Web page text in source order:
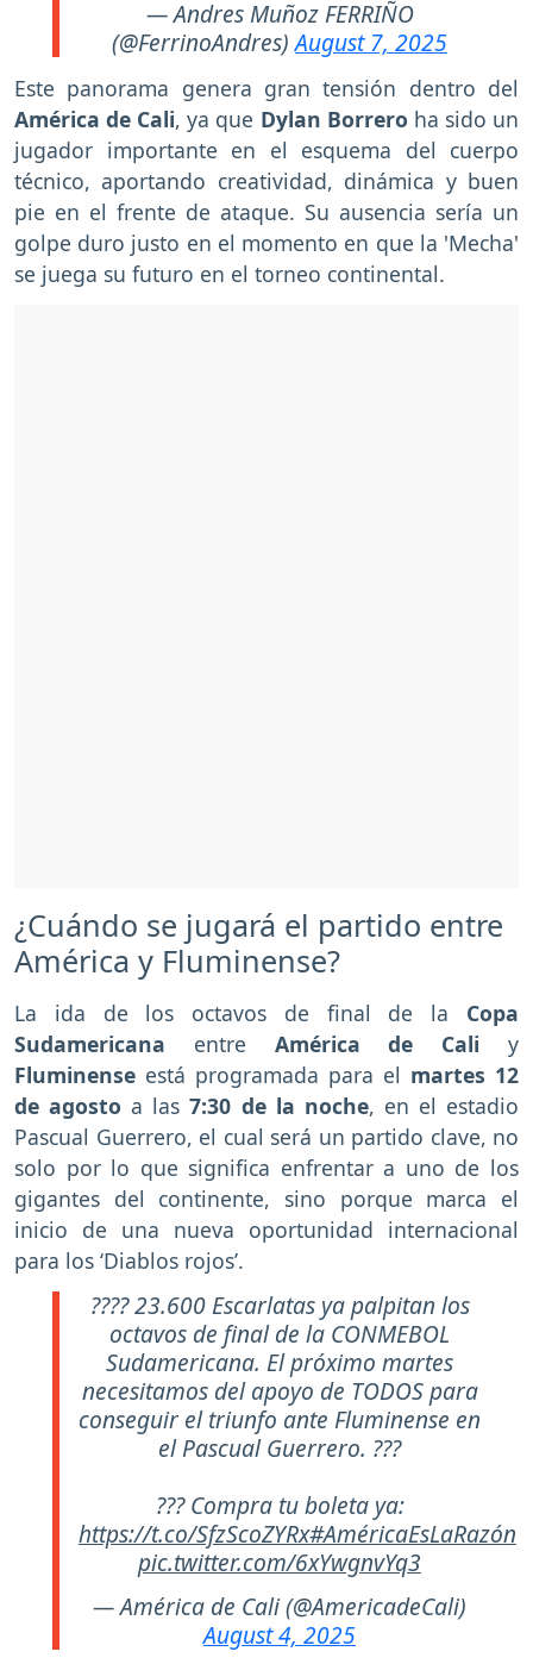
— Andres Muñoz FERRIÑO
(@FerrinoAndres)August 7, 2025
Este panorama genera gran tensión dentro del
América de Cali, ya que Dylan Borrero ha sido un
jugador importante en el esquema del cuerpo
técnico, aportando creatividad, dinámica y buen
pie en el frente de ataque. Su ausencia sería un
golpe duro justo en el momento en que la 'Mecha'
se juega su futuro en el torneo continental.
¿Cuándo se jugará el partido entre
América y Fluminense?
La ida de los octavos de final de la Copa
Sudamericana entre América de Cali y
Fluminense está programada para el martes 12
de agosto a las7:30 de la noche, en el estadio
Pascual Guerrero, el cual será un partido clave, no
solo por lo que significa enfrentar a uno de los
gigantes del continente, sino porque marca el
inicio de una nueva oportunidad internacional
para los ‘Diablos rojos’.
???? 23.600 Escarlatas ya palpitan los
octavos de final de la CONMEBOL
Sudamericana. El próximo martes
necesitamos del apoyo de TODOS para
conseguir el triunfo ante Fluminense en
el Pascual Guerrero. ???
??? Compra tu boleta ya:
https://t.co/SfzScoZYRx#AméricaEsLaRazón
pic.twitter.com/6xYwgnvYq3
— América de Cali (@AmericadeCali)
August 4, 2025